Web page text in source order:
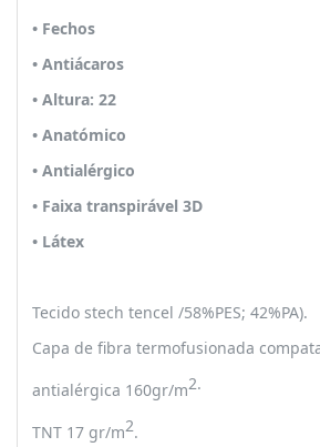
• Fechos
• Antiácaros
• Altura: 22
• Anatómico
• Antialérgico
• Faixa transpirável 3D
• Látex
Tecido stech tencel /58%PES; 42%PA).
Capa de fibra termofusionada
antialérgica 160gr/m2.
TNT 17 gr/m2.